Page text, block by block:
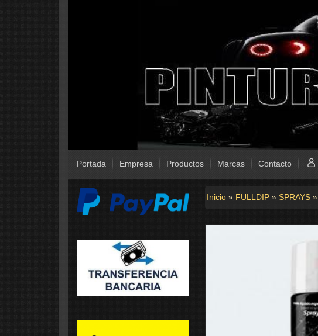
Portada Empresa Productos Marcas Contacto
Inicio» FULLDIP» SPRAYS»